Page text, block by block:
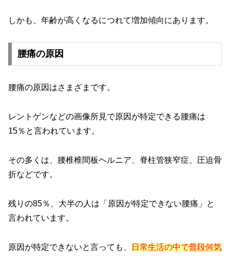
しかも、年齢が高くなるにつれて増加傾向にあります。
腰痛の原因
腰痛の原因はさまざまです。
レントゲンなどの画像所見で原因が特定できる腰痛は
15％と言われています。
その多くは、腰椎椎間板ヘルニア、脊柱管狭窄症、圧迫骨
折などです。
残りの85％、大半の人は「原因が特定できない腰痛」と
言われています。
原因が特定できないと言っても、
日常生活の中で普段何気